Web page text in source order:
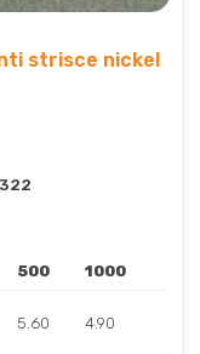
strisce nickel
500 1000
5.60 4.90